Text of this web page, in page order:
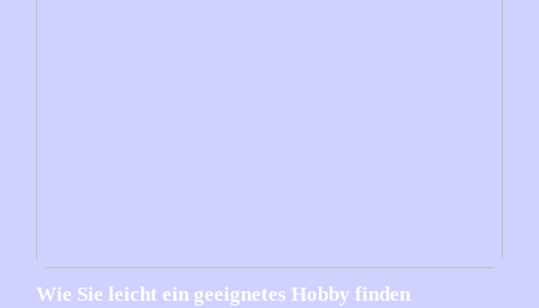
Wie Sie leicht ein geeignetes Hobby finden